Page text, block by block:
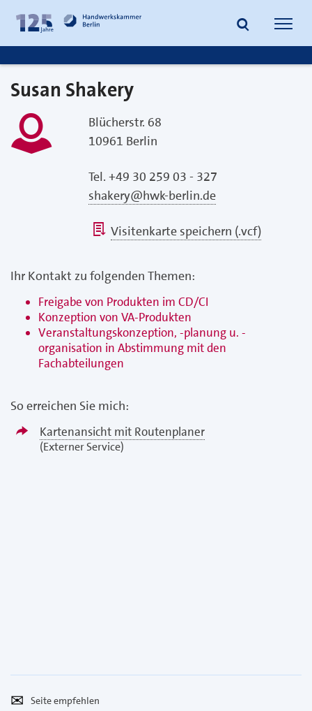
Inhalt
springen
Fußzeile
springen
Suche
Susan Shakery
Blücherstr. 68
10961 Berlin
Tel. +49 30 259 03 - 327
shakery@hwk-berlin.de
Visitenkarte speichern (.vcf)
Ihr Kontakt zu folgenden Themen:
Freigabe von Produkten im CD/CI
Konzeption von VA-Produkten
Veranstaltungskonzeption, -planung u. -
organisation in Abstimmung mit den
Fachabteilungen
So erreichen Sie mich:
Kartenansicht mit Routenplaner
(Externer Service)
empfehlen
Per